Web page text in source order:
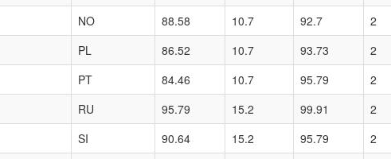
NO 88.58 10.7 92.7
2
PL 86.52 10.7 93.73
2
PT 84.46 10.7 95.79
2
RU 95.79 15.2 99.91
2
SI 90.64 15.2 95.79
2